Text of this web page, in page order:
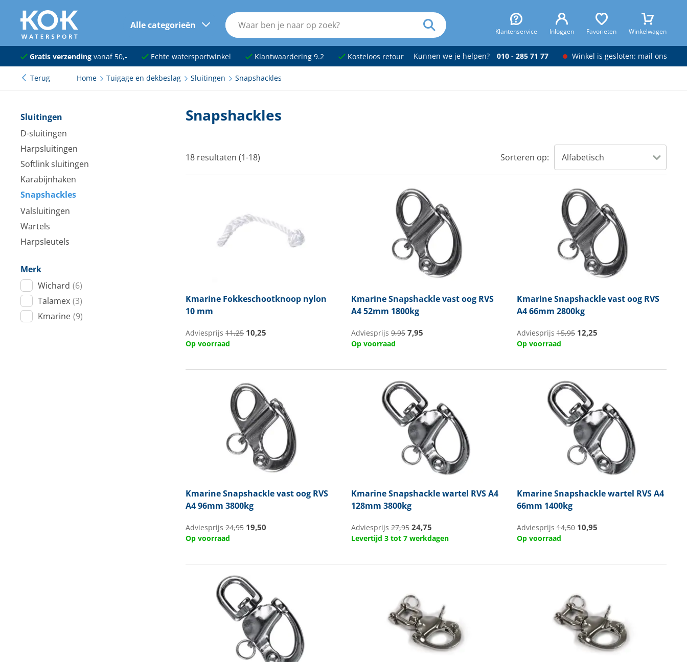
naar hoofdinhoud
Alle categorieën
Klantenservice Inloggen Favorieten Winkelwagen
Navigatie
Dekuitrusting
Onderhoud en verf
Elektra
Kleding en schoenen
Sanitair
Kajuit en kombuis
Techniek en motor
Tuigage en dekbeslag
Veiligheid
Boten, toebehoren en fun
Gratis verzendingvanaf 50,- Echte watersportwinkel Klantwaardering 9.2 Kosteloos retour Kunnen we je helpen? 010 - 285 71 77 Winkel is gesloten: mail ons
Terug Home Tuigage en dekbeslag Sluitingen Snapshackles
Snapshackles
18 resultaten (1-18) Sorteren op:
Kmarine Fokkeschootknoop nylon
10 mm
Adviesprijs11,25 10,25
Op voorraad
KmarineSnapshackle vast oog RVS
A4 52mm 1800kg
Adviesprijs 9,95 7,95
Op voorraad
KmarineSnapshackle vast oog RVS
A4 66mm 2800kg
Adviesprijs15,95 12,25
Op voorraad
KmarineSnapshackle vast oog RVS
A4 96mm 3800kg
Adviesprijs24,95 19,50
Op voorraad
KmarineSnapshackle wartel RVS A4
128mm 3800kg
Adviesprijs 27,95 24,75
Levertijd 3 tot 7 werkdagen
KmarineSnapshackle wartel RVS A4
66mm 1400kg
Adviesprijs14,50 10,95
Op voorraad
Sluitingen
D-sluitingen
Harpsluitingen
Softlink sluitingen
Karabijnhaken
Snapshackles
Valsluitingen
Wartels
Harpsleutels
Merk
Wichard (6)
Talamex (3)
Kmarine (9)